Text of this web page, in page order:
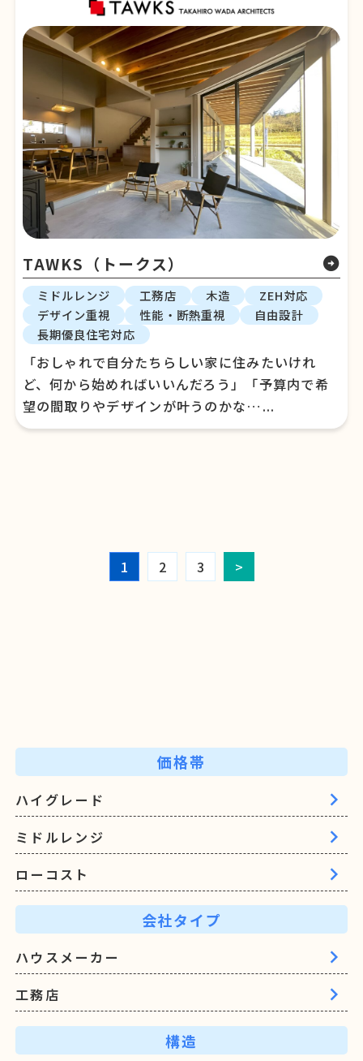
TAWKS（トークス） arrow_circle_right
ミドルレンジ 工務店 木造
ZEH対応
デザイン重視
性能・断熱重視
自由設計
長期優良住宅対応
「おしゃれで自分たちらしい家に住みたいけれ
ど、何から始めればいいんだろう」「予算内で希
望の間取りやデザインが叶うのかな…...
1 2 3 >
価格帯
ハイグレード
ミドルレンジ
ローコスト
会社タイプ
ハウスメーカー
工務店
構造